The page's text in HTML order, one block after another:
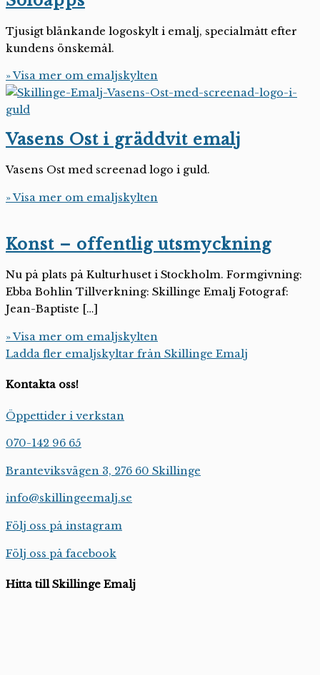
Tjusigt blänkande logoskylt i emalj, specialmått efter
kundens önskemål.
» Visa mer om emaljskylten
Vasens Ost i gräddvit emalj
Vasens Ost med screenad logo i guld.
» Visa mer om emaljskylten
Konst – offentlig utsmyckning
Nu på plats på Kulturhuset i Stockholm. Formgivning:
Ebba Bohlin Tillverkning: Skillinge Emalj Fotograf:
Jean-Baptiste […]
» Visa mer om emaljskylten
Ladda fler emaljskyltar från Skillinge Emalj
Kontakta oss!
Öppettider i verkstan
070-142 96 65
Branteviksvägen 3, 276 60 Skillinge
info@skillingeemalj.se
Följ oss på instagram
Följ oss på facebook
Hitta till Skillinge Emalj